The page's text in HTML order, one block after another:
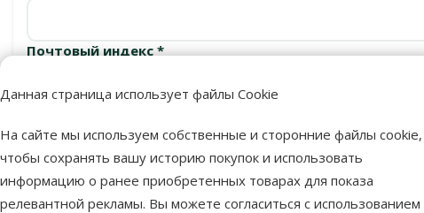
Данная страница использует файлы Cookie
На сайте мы используем собственные и сторонние файлы cookie,
чтобы сохранять вашу историю покупок и использовать
информацию о ранее приобретенных товарах для показа
релевантной рекламы. Вы можете согласиться с использованием
Почтовый индекс *
Подтвердить